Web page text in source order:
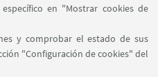
en "Mostrar cookies de
y comprobar el estado de sus
"Configuración de cookies" del
- Argentina
6009-2587